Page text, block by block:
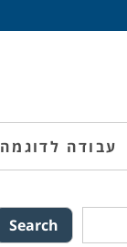
עבודה לדוגמה
Search